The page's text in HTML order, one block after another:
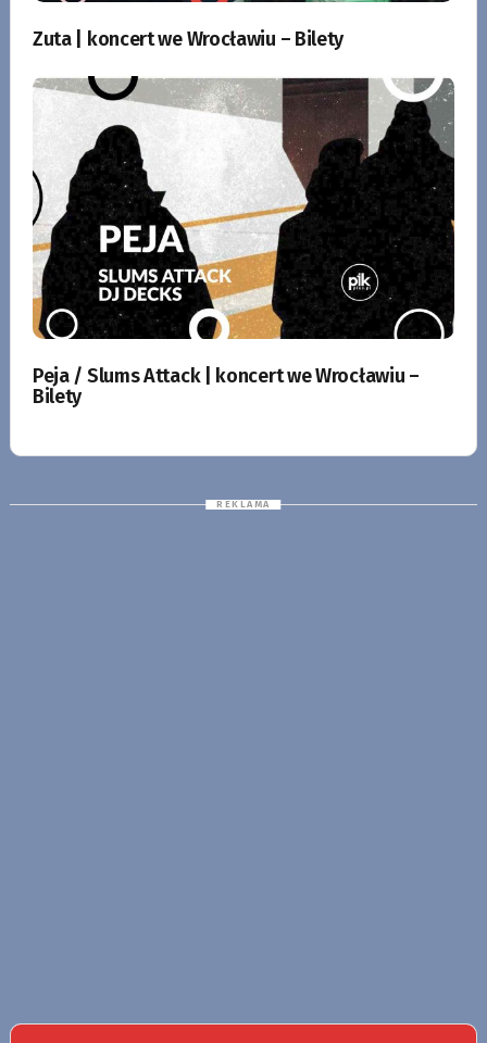
Zuta | koncert we Wrocławiu – Bilety
Peja / Slums Attack | koncert we Wrocławiu –
Bilety